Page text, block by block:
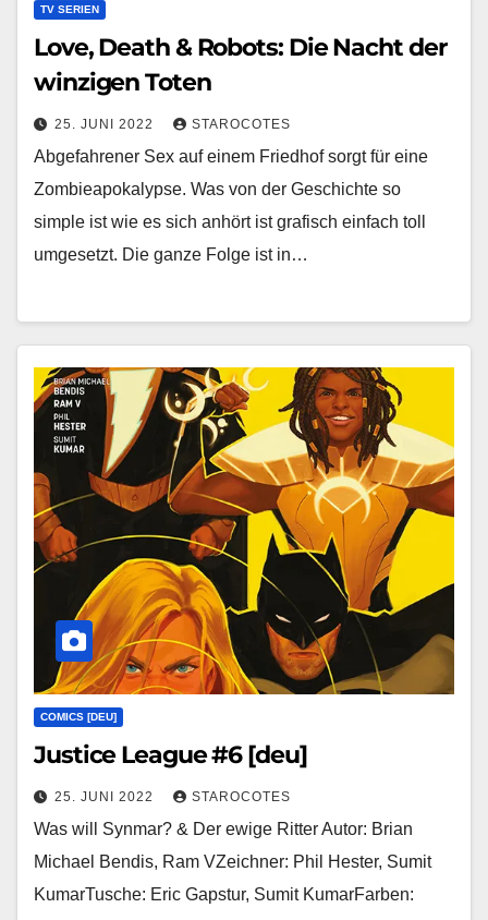
TV SERIEN
Love, Death & Robots: Die Nacht der
winzigen Toten
25. JUNI 2022 STAROCOTES
Abgefahrener Sex auf einem Friedhof sorgt für eine
Zombieapokalypse. Was von der Geschichte so
simple ist wie es sich anhört ist grafisch einfach toll
umgesetzt. Die ganze Folge ist in…
COMICS [DEU]
Justice League #6 [deu]
25. JUNI 2022 STAROCOTES
Was will Synmar? & Der ewige Ritter Autor: Brian
Michael Bendis, Ram VZeichner: Phil Hester, Sumit
KumarTusche: Eric Gapstur, Sumit KumarFarben: